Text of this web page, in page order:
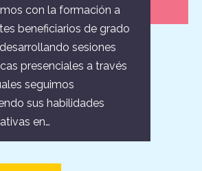
con la formación a
beneficiarios de grado
sesiones
presenciales a través
seguimos
sus habilidades
en…